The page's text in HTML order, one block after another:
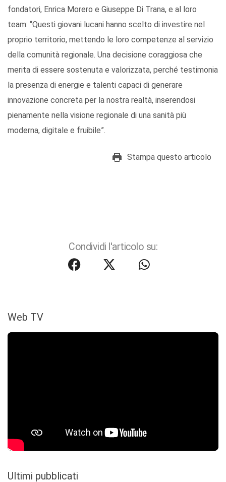
fondatori, Enrica Morero e Giuseppe Di Trana, e al loro
team: “Questi giovani lucani hanno scelto di investire nel
proprio territorio, mettendo le loro competenze al servizio
della comunità regionale. Una decisione coraggiosa che
merita di essere sostenuta e valorizzata, perché testimonia
la presenza di energie e talenti capaci di generare
innovazione concreta per la nostra realtà, inserendosi
pienamente nella visione regionale di una sanità più
moderna, digitale e fruibile”.
Stampa questo articolo
Condividi l'articolo su:
Web TV
Ultimi pubblicati